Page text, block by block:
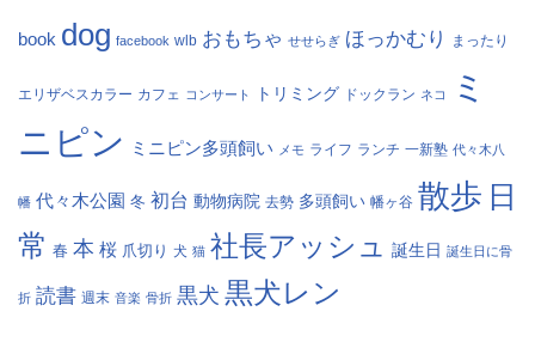
book dog facebook wlb おもちゃ せせらぎ ほっかむり まったり
エリザベスカラー カフェ コンサート トリミング ドックラン ネコ
ミ
ニピン
ミニピン多頭飼い メモ ライフ ランチ 一新塾 代々木八
幡 代々木公園 冬 初台 動物病院 去勢 多頭飼い 幡ヶ谷 散歩 日
常 春 本 桜 爪切り 犬 猫 社長アッシュ 誕生日 誕生日に骨
折 読書 週末 音楽 骨折 黒犬 黒犬レン